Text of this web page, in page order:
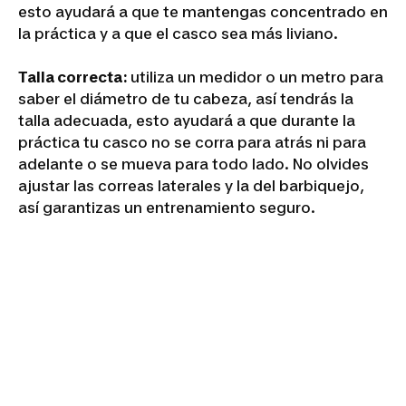
esto ayudará a que te mantengas concentrado en
la práctica y a que el casco sea más liviano.
Talla correcta: utiliza un medidor o un metro para
saber el diámetro de tu cabeza, así tendrás la
talla adecuada, esto ayudará a que durante la
práctica tu casco no se corra para atrás ni para
adelante o se mueva para todo lado. No olvides
ajustar las correas laterales y la del barbiquejo,
así garantizas un entrenamiento seguro.